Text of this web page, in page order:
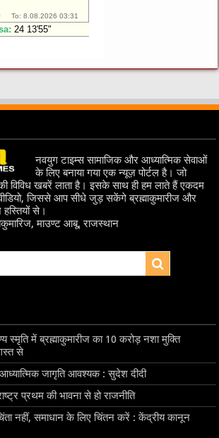
नवयुग टाइम्स सामाजिक और आध्यात्मिक सेवाओं
के लिए बनाया गया एक न्यूज़ पोर्टल है। जो
विविध खबरें लाता है। इसके साथ ही हम लाते हैं एकदम
जिससे आप सीधे जुड़ सकेंगे ब्रह्माकुमारीज और
से।
माउण्ट आबू, राजस्थान
स्मृति में ब्रह्माकुमारीज का 10 करोड़ नशा मुक्ति
से
जागृति आवश्यक : सुदेश दीदी
प्रथम की भावना से हो राजनीति
नहीं, समाधान के लिए चिंतन करें : केंद्रीय कानून